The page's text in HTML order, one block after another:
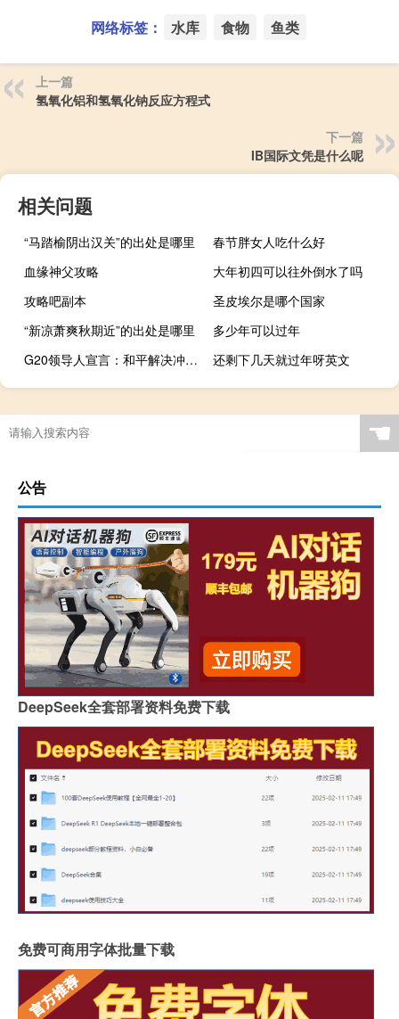
网络标签： 水库 食物 鱼类
上一篇
氢氧化铝和氢氧化钠反应方程式
下一篇
IB国际文凭是什么呢
相关问题
“马踏榆阴出汉关”的出处是哪里
春节胖女人吃什么好
血缘神父攻略
大年初四可以往外倒水了吗
攻略吧副本
圣皮埃尔是哪个国家
“新凉萧爽秋期近”的出处是哪里
多少年可以过年
G20领导人宣言：和平解决冲突、努力应对危机以及展开外交和对话至关重要
还剩下几天就过年呀英文
☚
公告
DeepSeek全套部署资料免费下载
免费可商用字体批量下载